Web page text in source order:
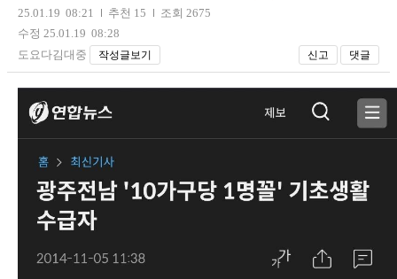
25.01.19 08:21 추천 15
조회 2675
수정 25.01.19 08:28
도요다김대중
작성글보기 신고 댓글